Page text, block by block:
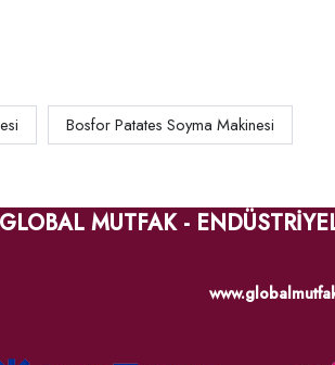
Bosfor Patates Soyma Makinesi
GLOBAL MUTFAK -